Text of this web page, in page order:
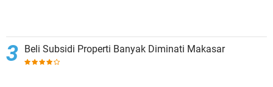
Beli Subsidi Properti Banyak Diminati Makasar